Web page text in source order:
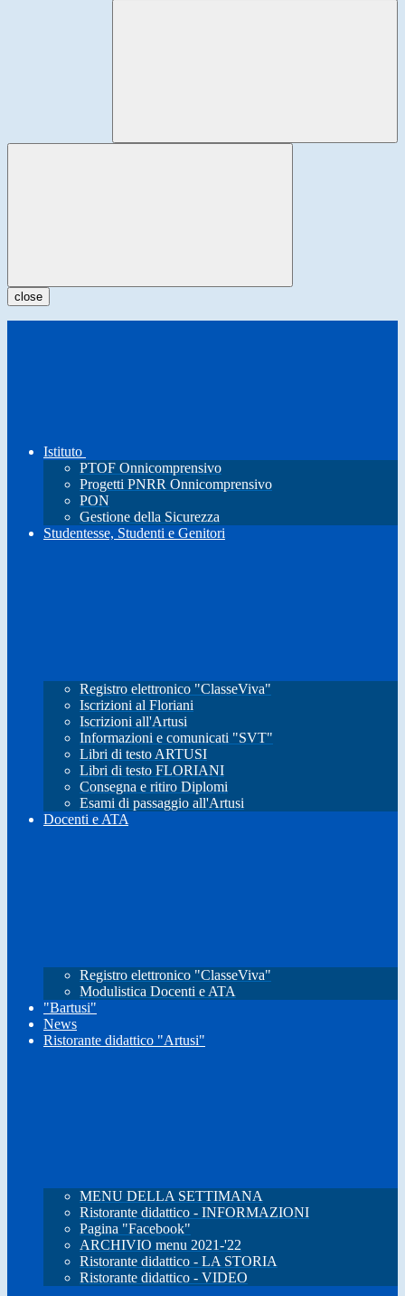
close
Istituto
PTOF Onnicomprensivo
Progetti PNRR Onnicomprensivo
PON
Gestione della Sicurezza
Studentesse, Studenti e Genitori
Registro elettronico "ClasseViva"
Iscrizioni al Floriani
Iscrizioni all'Artusi
Informazioni e comunicati "SVT"
Libri di testo ARTUSI
Libri di testo FLORIANI
Consegna e ritiro Diplomi
Esami di passaggio all'Artusi
Docenti e ATA
Registro elettronico "ClasseViva"
Modulistica Docenti e ATA
"Bartusi"
News
Ristorante didattico "Artusi"
MENU DELLA SETTIMANA
Ristorante didattico - INFORMAZIONI
Pagina "Facebook"
ARCHIVIO menu 2021-'22
Ristorante didattico - LA STORIA
Ristorante didattico - VIDEO